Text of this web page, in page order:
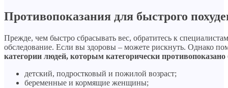
Противопоказания для быстрого
Прежде, чем быстро сбрасывать вес, обратитесь к
обследование. Если вы здоровы – можете рискнуть. Однако
категории людей, которым категорически противопоказано
детский, подростковый и пожилой возраст;
беременные и кормящие женщины;